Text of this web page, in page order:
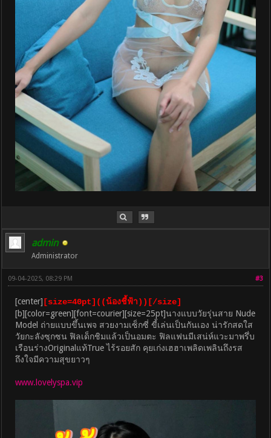
admin
Administrator
#3
09-04-2025, 08:29 PM
[center] [size=40pt]((น้องชี้ฟ้า))[/size]
[b][color=green][font=courier][size=25pt]นางแบบวัยรุ่นสาย Nude
Model ถ่ายแบบขึ้นเพจ สวยงามเซ็กซี่ ขี้เล่นเป็นกันเอง น่ารักสดใส
วัยกะลังซุกซน ฟิลเด็กชิมแล้วเป็นอมตะ ฟิลแฟนมีเสน่ห์แวะมาพรึ่บ
เรือนร่างOriginalแท้True ไร้รอยสัก คุยเก่งเฮฮาเพลิดเพลินถึงรส
ถึงใจมีความสุขยาวๆ
www.lovelyspa.vip